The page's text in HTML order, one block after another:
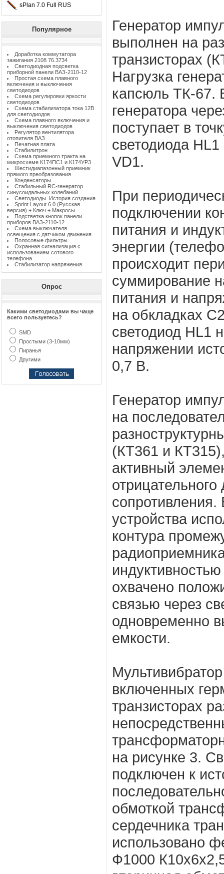
sPlan 7.0 Full RUS
Популярное
Доработка коммутатора
зажигания 2108 76.3734
Светодиодная подсветка
приборной панели ВАЗ-2110-12
Простая схема плавного
включения и выключения
светодиодов
Схема регулировки яркости
светодиодов
Схема стабилизатора тока 12В
для светодиодов
Схема плавного включения и
выключения светодиодов
Регулятор вентилятора
отопителя ВАЗ
Печатная плата
Стабилитрон
Схема приемного тракта на
микросхеме К174ПС1 и К174УР3
Шестидиапазонный приемник
прямого преобразования
Конденсаторы
Стабильный RC-генератор
синусоидальных колебаний
Светодиоды. История создания
Sprint Layout 6.0 (Русская
версия) + Ключ + Макросы
Подстветка кнопок панели
приборов ВАЗ-2110-12
Схема выключателя
освещения с датчиком движения
Полосовые фильтры
Охранная сигнализация с
использованием сотового
телефона
Стабилизатор напряжения
Опрос
Какими светодиодами вы чаще
всего пользуетесь?
SMD
Простыми (3-10мм)
Пиранья
Другими
Генератор
выполнен на
транзисторах
Нагрузка
капсюль ТК-67.
генератора
поступает в
светодиода
VD1.
При
подключении
питания и
энергии
происходит
суммирование
питания и
на обкладках
светодиод HL1
напряжении
0,7 В.
Генератор
на
(КТ361 и
активный
сопротивления.
устройства
контура
охвачено
связью через
одновременно
емкости.
включенных
транзисторах
на рисунке 3.
подключен к
обмоткой
сердечника
использовано
Ф1000